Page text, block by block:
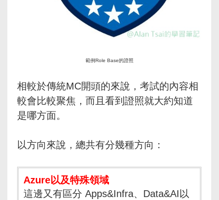
範例Role Base的證照
相較於傳統MC開頭的來說，考試的內容相
較會比較聚焦，而且看到證照就大約知道
是哪方面。
以方向來說，總共有分幾種方向：
Azure以及特殊領域
這邊又有區分 Apps&Infra、Data&AI以